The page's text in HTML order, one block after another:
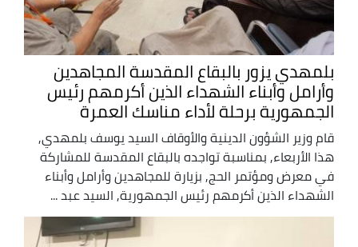
بلمهدي يزور بالبقاع المقدسة المجاهدين
وأرامل وأبناء الشهداء الذين أكرمهم رئيس
الجمهورية برحلة لأداء مناسك العمرة
قام وزير الشؤون الدينية والأوقاف السيد يوسف بلمهدي,
هذا الأربعاء, بمناسبة تواجده بالبقاع المقدسة للمشاركة
في معرض ومؤتمر الحج, بزيارة للمجاهدين وأرامل وأبناء
الشهداء الذين أكرمهم رئيس الجمهورية, السيد عبد ...